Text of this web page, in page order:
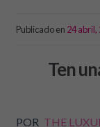
Publicado en 24 abril,
Ten
POR THE